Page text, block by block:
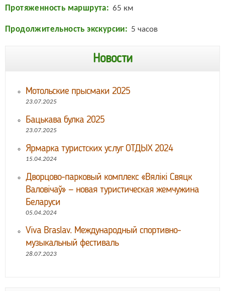
Протяженность маршрута 65 км
Продолжительность экскурсии 5 часов
Новости
Мотольские прысмаки 2025
23.07.2025
Бацькава булка 2025
23.07.2025
Ярмарка туристских услуг ОТДЫХ 2024
15.04.2024
Дворцово-парковый комплекс «Вялікі Свяцк
Валовічаў» — новая туристическая жемчужина
Беларуси
05.04.2024
Viva Braslav. Международный спортивно-
музыкальный фестиваль
28.07.2023